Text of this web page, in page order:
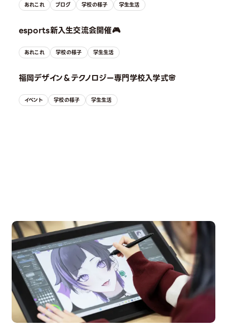
あれこれ ブログ 学校の様子 学生生活
esports新入生交流会開催🎮
あれこれ 学校の様子 学生生活
福岡デザイン＆テクノロジー専門学校入学式🌸
イベント 学校の様子 学生生活
Campus Open